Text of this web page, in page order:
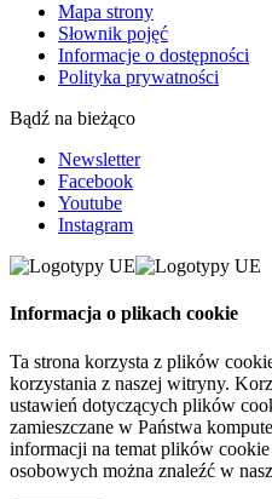
Mapa strony
Słownik pojęć
Informacje o dostępności
Polityka prywatności
Bądź na bieżąco
Newsletter
Facebook
Youtube
Instagram
Informacja o plikach cookie
Ta strona korzysta z plików
korzystania z naszej witryny.
ustawień dotyczących plików
zamieszczane w Państwa
informacji na temat plików
osobowych można znaleźć w